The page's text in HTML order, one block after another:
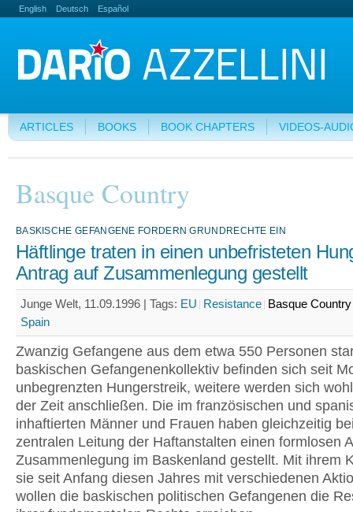
English Deutsch Español
ARTICLES BOOKS BOOK CHAPTERS VIDEOS-
Basque Country
BASKISCHE GEFANGENE FORDERN GRUNDRECHTE EIN
Häftlinge traten in einen unbefristeten
Antrag auf Zusammenlegung gestellt
Junge Welt, 11.09.1996 | Tags: EU Resistance Basque Country
Spain
Zwanzig Gefangene aus dem etwa 550 Personen
baskischen Gefangenenkollektiv befinden sich seit
unbegrenzten Hungerstreik, weitere werden sich
der Zeit anschließen. Die im französischen und
inhaftierten Männer und Frauen haben gleichzeitig
zentralen Leitung der Haftanstalten einen formlosen
Zusammenlegung im Baskenland gestellt. Mit ihrem
sie seit Anfang diesen Jahres mit verschiedenen
wollen die baskischen politischen Gefangenen die